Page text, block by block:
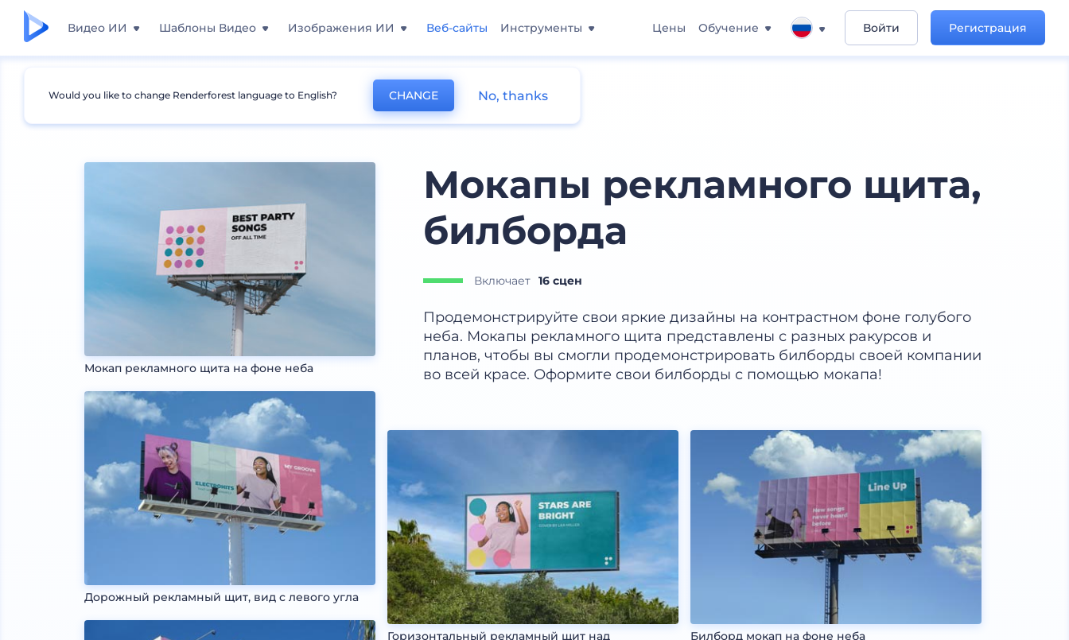
Видео ИИ Шаблоны Видео Изображения ИИ Веб-сайты Инструменты Цены Обучение Войти Регистрация
Мокапы Брендинг Мокапы афиш и баннеров
Мокап рекламного щита на фоне неба
Дорожный рекламный щит, вид с левого угла
Мокапы рекламного щита,
билборда
Включает 16 сцен
Продемонстрируйте свои яркие дизайны на контрастном фоне голубого
неба. Мокапы рекламного щита представлены с разных ракурсов и
планов, чтобы вы смогли продемонстрировать билборды своей компании
во всей красе. Оформите свои билборды с помощью мокапа!
Горизонтальный рекламный щит над
Билборд мокап на фоне неба
Would you like to change Renderforest language to English? CHANGE No, thanks